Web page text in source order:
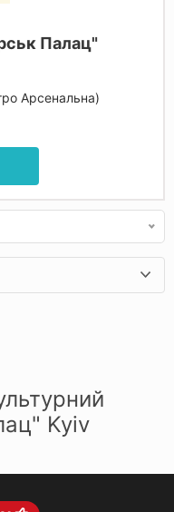
Палац"
Арсенальна)
Kyiv